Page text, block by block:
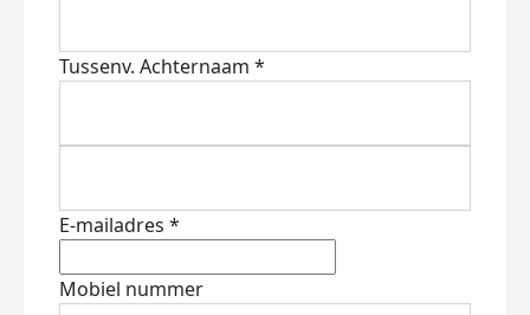
Tussenv. Achternaam *
E-mailadres *
Mobiel nummer